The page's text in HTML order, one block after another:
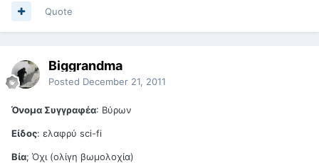
Quote
Biggrandma
Posted December 21, 2011
Όνομα Συγγραφέα: Βύρων
Είδος: ελαφρύ sci-fi
Βία; Όχι (ολίγη βωμολοχία)